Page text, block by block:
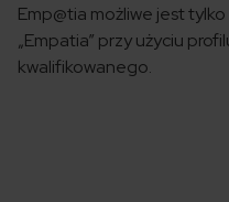
Emp@tia możliwe jest
„Empatia” przy użyciu
kwalifikowanego.